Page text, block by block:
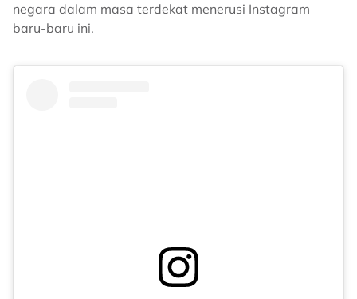
negara dalam masa terdekat menerusi Instagram
baru-baru ini.